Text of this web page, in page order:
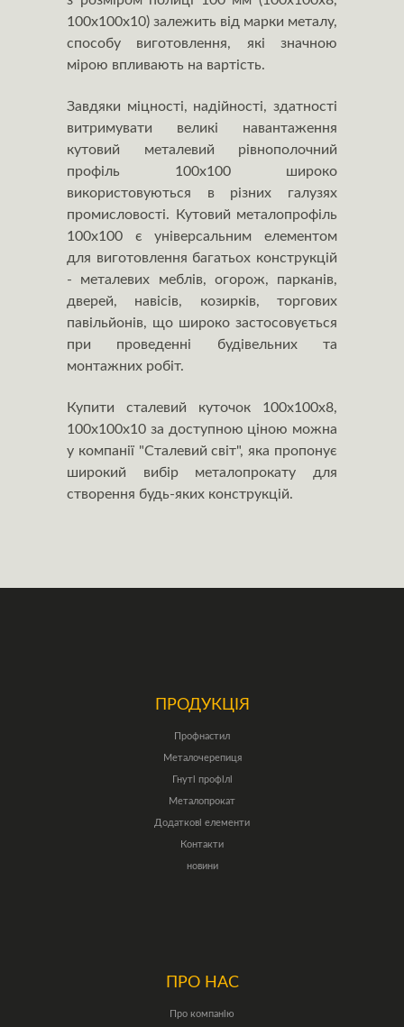
100х100х10) залежить від марки металу,
способу виготовлення, які значною
мірою впливають на вартість.
Завдяки міцності, надійності, здатності
витримувати великі навантаження
кутовий металевий рівнополочний
профіль 100х100 широко
використовуються в різних галузях
промисловості. Кутовий металопрофіль
100х100 є універсальним елементом
для виготовлення багатьох конструкцій
- металевих меблів, огорож, парканів,
дверей, навісів, козирків, торгових
павільйонів, що широко застосовується
при проведенні будівельних та
монтажних робіт.
Купити сталевий куточок 100х100х8,
100х100х10 за доступною ціною можна
у компанії "Сталевий світ", яка пропонує
широкий вибір металопрокату для
створення будь-яких конструкцій.
ПРОДУКЦІЯ
Профнастил
Металочерепиця
Гнуті профілі
Металопрокат
Додаткові елементи
Контакти
новини
ПРО НАС
Про компанію